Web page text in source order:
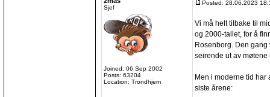
Sjef
Joined: 06 Sep 2002
Posts: 63204
Location: Trondhjem
Posted: 28.06.2023
Vi må helt tilbake til
og 2000-tallet, for å
Rosenborg. Den
seirende ut av møtene
Men i moderne tid har
siste årene: